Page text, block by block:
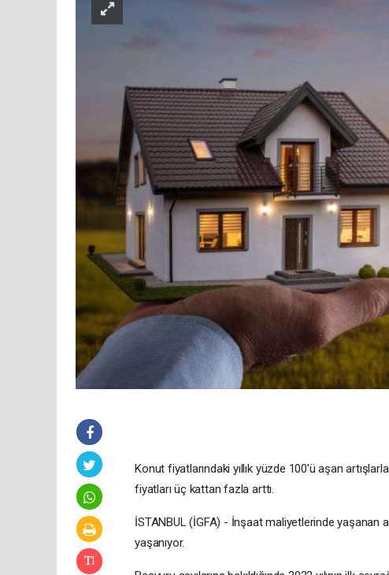
Konut fiyatlarındaki yıllık yüzde 100'ü aşan
fiyatları üç kattan fazla arttı.
İSTANBUL (İGFA) - İnşaat maliyetlerinde yaşanan
yaşanıyor.